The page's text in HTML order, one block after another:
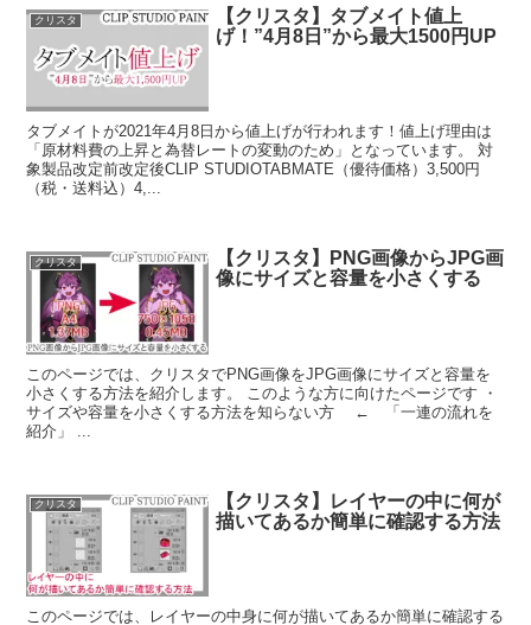
クリスタ
【クリスタ】タブメイト値上
げ！”4月8日”から最大1500円UP
タブメイトが2021年4月8日から値上げが行われます！値上げ理由は
「原材料費の上昇と為替レートの変動のため」となっています。 対
象製品改定前改定後CLIP STUDIOTABMATE（優待価格）3,500円
（税・送料込）4,...
クリスタ
【クリスタ】PNG画像からJPG画
像にサイズと容量を小さくする
このページでは、クリスタでPNG画像をJPG画像にサイズと容量を
小さくする方法を紹介します。 このような方に向けたページです ・
サイズや容量を小さくする方法を知らない方 ← 「一連の流れを
紹介」 ...
クリスタ
【クリスタ】レイヤーの中に何が
描いてあるか簡単に確認する方法
このページでは、レイヤーの中身に何が描いてあるか簡単に確認する